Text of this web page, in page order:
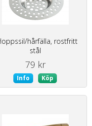
hårfälla, rostfritt
stål
79 kr
Info Köp